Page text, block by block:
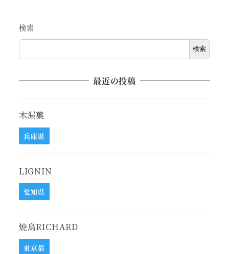
検索
検索
最近の投稿
木漏菓
兵庫県
LIGNIN
愛知県
焼鳥RICHARD
東京都